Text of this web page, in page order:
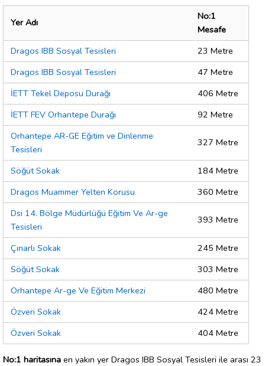
Yer Adı
No:1
Mesafe
Dragos IBB Sosyal Tesisleri
23 Metre
Dragos IBB Sosyal Tesisleri
47 Metre
İETT Tekel Deposu Durağı
406 Metre
İETT FEV Orhantepe Durağı
92 Metre
Orhantepe AR-GE Eğitim ve Dinlenme
Tesisleri
327 Metre
Söğüt Sokak
184 Metre
Dragos Muammer Yelten Korusu
360 Metre
Dsi 14. Bölge Müdürlüğü Eğitim Ve Ar-ge
Tesisleri
393 Metre
Çınarlı Sokak
245 Metre
Söğüt Sokak
303 Metre
Orhantepe Ar-ge Ve Eğitim Merkezi
480 Metre
Özveri Sokak
424 Metre
Özveri Sokak
404 Metre
No:1 haritasına en yakın yer Dragos IBB Sosyal Tesisleri ile arası 23